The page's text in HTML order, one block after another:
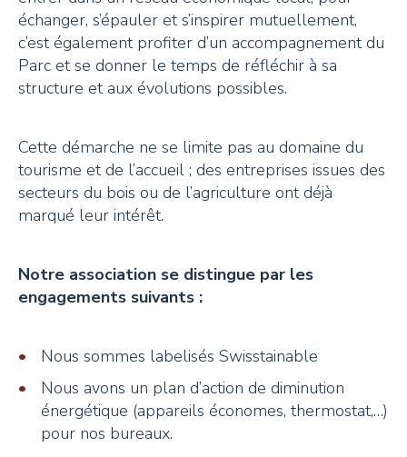
échanger, s’épauler et s’inspirer mutuellement,
c’est également profiter d’un accompagnement du
Parc et se donner le temps de réfléchir à sa
structure et aux évolutions possibles.
Cette démarche ne se limite pas au domaine du
tourisme et de l’accueil ; des entreprises issues des
secteurs du bois ou de l’agriculture ont déjà
marqué leur intérêt.
Notre association se distingue par les
engagements suivants :
Nous sommes labelisés Swisstainable
Nous avons un plan d’action de diminution
énergétique (appareils économes, thermostat,…)
pour nos bureaux.